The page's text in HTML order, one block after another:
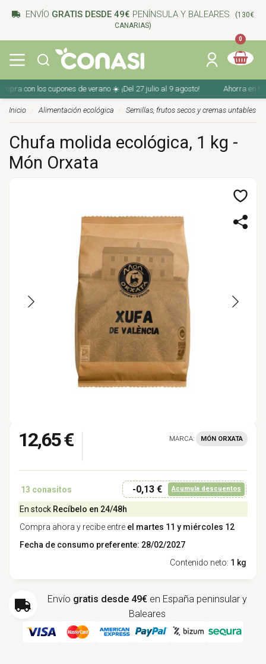
ENVÍO GRATIS DESDE 49€ PENÍNSULA Y BALEARES
(130€
CANARIAS)
0
con los cupones de verano ☀️ ¡Del 27 julio al 9 agosto! Ahorra en tu
Inicio Alimentación ecológica Semillas, frutos secos y cremas untables
Chufa molida ecológica, 1 kg -
Món Orxata
12,65 € MARCA: MÓN ORXATA
13 conasitos -0,13 € Acumula descuentos
En stock Recíbelo en 24/48h
Compra ahora y recibe entre el martes 11 y miércoles 12
Fecha de consumo preferente: 28/02/2027
Contenido neto: 1 kg
Envío gratis desde 49€ en España peninsular y
Baleares